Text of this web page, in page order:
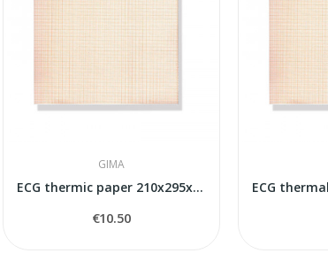
GIMA
ECG thermic paper 210x295x150s MAC 1200
€10.50